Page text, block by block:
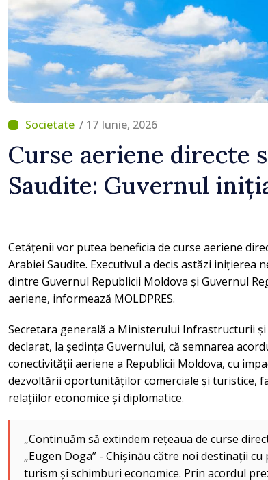
/ 17 Iunie, 2026
Curse aeriene directe
Saudite: Guvernul
Cetățenii vor putea beneficia de curse aeriene
Arabiei Saudite. Executivul a decis astăzi
dintre Guvernul Republicii Moldova și Guvernul
aeriene, informează MOLDPRES.
Secretara generală a Ministerului Infrastructurii
declarat, la ședința Guvernului, că semnarea
conectivității aeriene a Republicii Moldova, cu
dezvoltării oportunităților comerciale și turistice,
relațiilor economice și diplomatice.
„Continuăm să extindem rețeaua de curse
„Eugen Doga” - Chișinău către noi destinații
turism și schimburi economice. Prin acordul